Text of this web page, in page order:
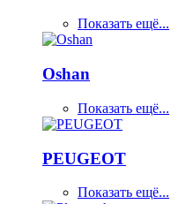
Показать ещё...
Oshan
Показать ещё...
PEUGEOT
Показать ещё...